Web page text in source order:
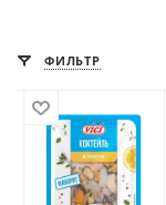
ФИЛЬТР